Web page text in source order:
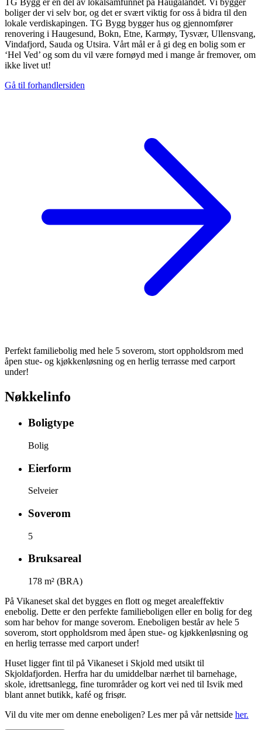
TG Bygg er en del av lokalsamfunnet på Haugalandet. Vi bygger
boliger der vi selv bor, og det er svært viktig for oss å bidra til den
lokale verdiskapingen. TG Bygg bygger hus og gjennomfører
renovering i Haugesund, Bokn, Etne, Karmøy, Tysvær, Ullensvang,
Vindafjord, Sauda og Utsira. Vårt mål er å gi deg en bolig som er
‘Hel Ved’ og som du vil være fornøyd med i mange år fremover, om
ikke livet ut!
Gå til forhandlersiden
Perfekt familiebolig med hele 5 soverom, stort oppholdsrom med
åpen stue- og kjøkkenløsning og en herlig terrasse med carport
under!
Nøkkelinfo
Boligtype
Bolig
Eierform
Selveier
Soverom
5
Bruksareal
178 m² (BRA)
På Vikaneset skal det bygges en flott og meget arealeffektiv
enebolig. Dette er den perfekte familieboligen eller en bolig for deg
som har behov for mange soverom. Eneboligen består av hele 5
soverom, stort oppholdsrom med åpen stue- og kjøkkenløsning og
en herlig terrasse med carport under!
Huset ligger fint til på Vikaneset i Skjold med utsikt til
Skjoldafjorden. Herfra har du umiddelbar nærhet til barnehage,
skole, idrettsanlegg, fine turområder og kort vei ned til Isvik med
blant annet butikk, kafé og frisør.
Vil du vite mer om denne eneboligen? Les mer på vår nettside her.